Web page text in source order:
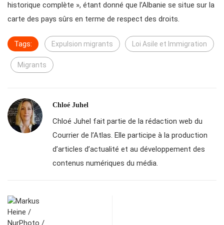
historique complète », étant donné que l’Albanie se situe sur la
carte des pays sûrs en terme de respect des droits.
Tags: Expulsion migrants Loi Asile et Immigration
Migrants
Chloé Juhel
Chloé Juhel fait partie de la rédaction web du
Courrier de l’Atlas. Elle participe à la production
d’articles d’actualité et au développement des
contenus numériques du média.